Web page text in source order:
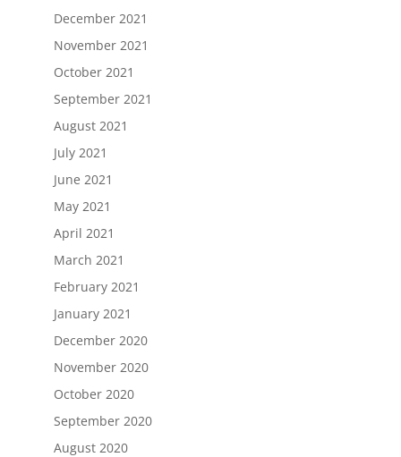
December 2021
November 2021
October 2021
September 2021
August 2021
July 2021
June 2021
May 2021
April 2021
March 2021
February 2021
January 2021
December 2020
November 2020
October 2020
September 2020
August 2020